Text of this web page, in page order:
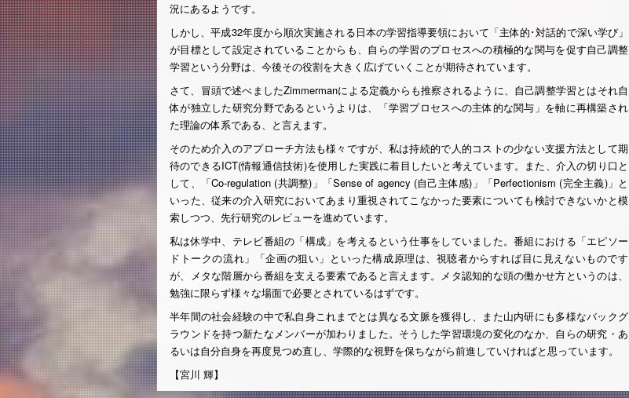
況にあるようです。
しかし、平成32年度から順次実施される日本の学習指導要領において「主体的･対話的で深い学び」
が目標として設定されていることからも、自らの学習のプロセスへの積極的な関与を促す自己調整
学習という分野は、今後その役割を大きく広げていくことが期待されています。
さて、冒頭で述べましたZimmermanによる定義からも推察されるように、自己調整学習とはそれ自
体が独立した研究分野であるというよりは、「学習プロセスへの主体的な関与」を軸に再構築され
た理論の体系である、と言えます。
そのため介入のアプローチ方法も様々ですが、私は持続的で人的コストの少ない支援方法として期
待のできるICT(情報通信技術)を使用した実践に着目したいと考えています。また、介入の切り口と
して、「Co-regulation (共調整)」「Sense of agency (自己主体感)」「Perfectionism (完全主義)」と
いった、従来の介入研究においてあまり重視されてこなかった要素についても検討できないかと模
索しつつ、先行研究のレビューを進めています。
私は休学中、テレビ番組の「構成」を考えるという仕事をしていました。番組における「エピソー
ドトークの流れ」「企画の狙い」といった構成原理は、視聴者からすれば目に見えないものです
が、メタな階層から番組を支える要素であると言えます。メタ認知的な頭の働かせ方というのは、
勉強に限らず様々な場面で必要とされているはずです。
半年間の社会経験の中で私自身これまでとは異なる文脈を獲得し、また山内研にも多様なバックグ
ラウンドを持つ新たなメンバーが加わりました。そうした学習環境の変化のなか、自らの研究・あ
るいは自分自身を再度見つめ直し、学際的な視野を保ちながら前進していければと思っています。
【宮川 輝】